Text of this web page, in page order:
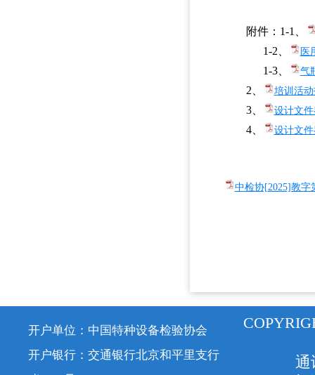
附件：1-1、
1-2、
医
1-3、 气
2、 培训活
3、 设计文
4、 设计文
中检协[2025]教字
开户单位：中国特种设备检验协会
开户银行：交通银行北京和平里支行
通